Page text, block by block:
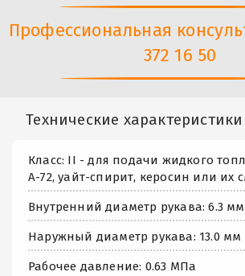
Профессиональная
372 16 50
Технические
Класс: II - для подачи жидкого
А-72, уайт-спирит, керосин или их
Внутренний диаметр рукава: 6.3 мм
Наружный диаметр рукава: 13.0 мм
Рабочее давление: 0.63 МПа